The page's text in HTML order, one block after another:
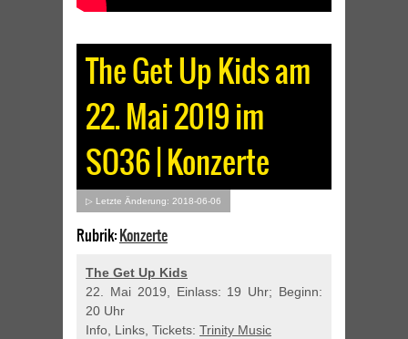
The Get Up Kids am
22. Mai 2019 im
SO36 | Konzerte
▷ Letzte Änderung: 2018-06-06
Rubrik:Konzerte
The Get Up Kids
22. Mai 2019, Einlass: 19 Uhr; Beginn:
20 Uhr
Info, Links, Tickets: Trinity Music